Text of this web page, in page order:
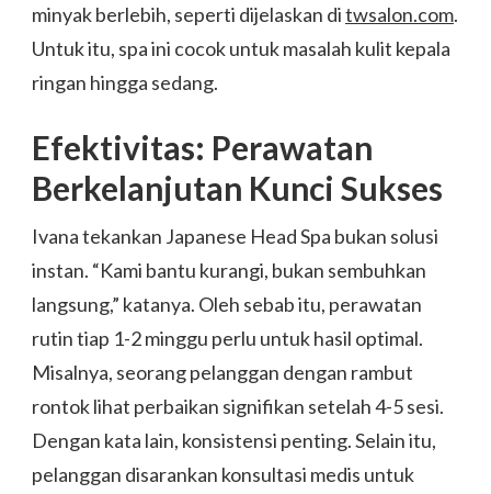
minyak berlebih, seperti dijelaskan ditwsalon.com.
Untuk itu, spa ini cocok untuk masalah kulit kepala
ringan hingga sedang.
Efektivitas: Perawatan
Berkelanjutan Kunci Sukses
Ivana tekankan Japanese Head Spa bukan solusi
instan. “Kami bantu kurangi, bukan sembuhkan
langsung,” katanya. Oleh sebab itu, perawatan
rutin tiap 1-2 minggu perlu untuk hasil optimal.
Misalnya, seorang pelanggan dengan rambut
rontok lihat perbaikan signifikan setelah 4-5 sesi.
Dengan kata lain, konsistensi penting. Selain itu,
pelanggan disarankan konsultasi medis untuk